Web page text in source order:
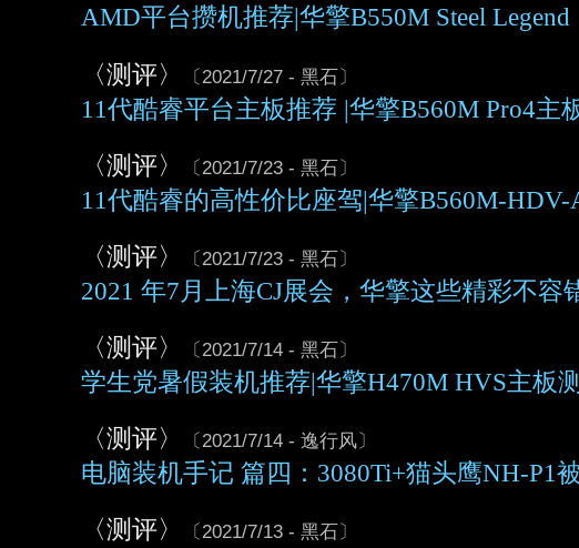
AMD平台攒机推荐|华擎B550M Steel Legend
〈测评〉 〔2021/7/27 - 黑石〕
11代酷睿平台主板推荐 |华擎B560M Pro4主
〈测评〉 〔2021/7/23 - 黑石〕
11代酷睿的高性价比座驾|华擎B560M-
〈测评〉 〔2021/7/23 - 黑石〕
2021 年7月上海CJ展会，华擎这些精彩不容
〈测评〉 〔2021/7/14 - 黑石〕
学生党暑假装机推荐|华擎H470M HVS主板
〈测评〉 〔2021/7/14 - 逸行风〕
电脑装机手记 篇四：3080Ti+猫头鹰NH-P1
〈测评〉 〔2021/7/13 - 黑石〕